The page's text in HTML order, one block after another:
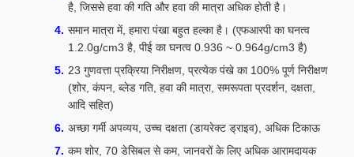
है, जिससे हवा की गति और हवा की मात्रा अधिक होती है।
समान मात्रा में, हमारा पंखा बहुत हल्का है। (एफआरपी का घनत्व
1.2.0g/cm3 है, पीई का घनत्व 0.936 ~ 0.964g/cm3 है)
23 गुणवत्ता प्रक्रिया निरीक्षण, प्रत्येक पंखे का 100% पूर्ण निरीक्षण
(शोर, कंपन, ब्लेड गति, हवा की मात्रा, समरूपता प्रदर्शन, दक्षता,
आदि सहित)
अच्छा गर्मी अपव्यय, उच्च दक्षता (डायरेक्ट ड्राइव), अधिक टिकाऊ
कम शोर, 70 डेसिबल से कम, जानवरों के लिए अधिक आरामदायक